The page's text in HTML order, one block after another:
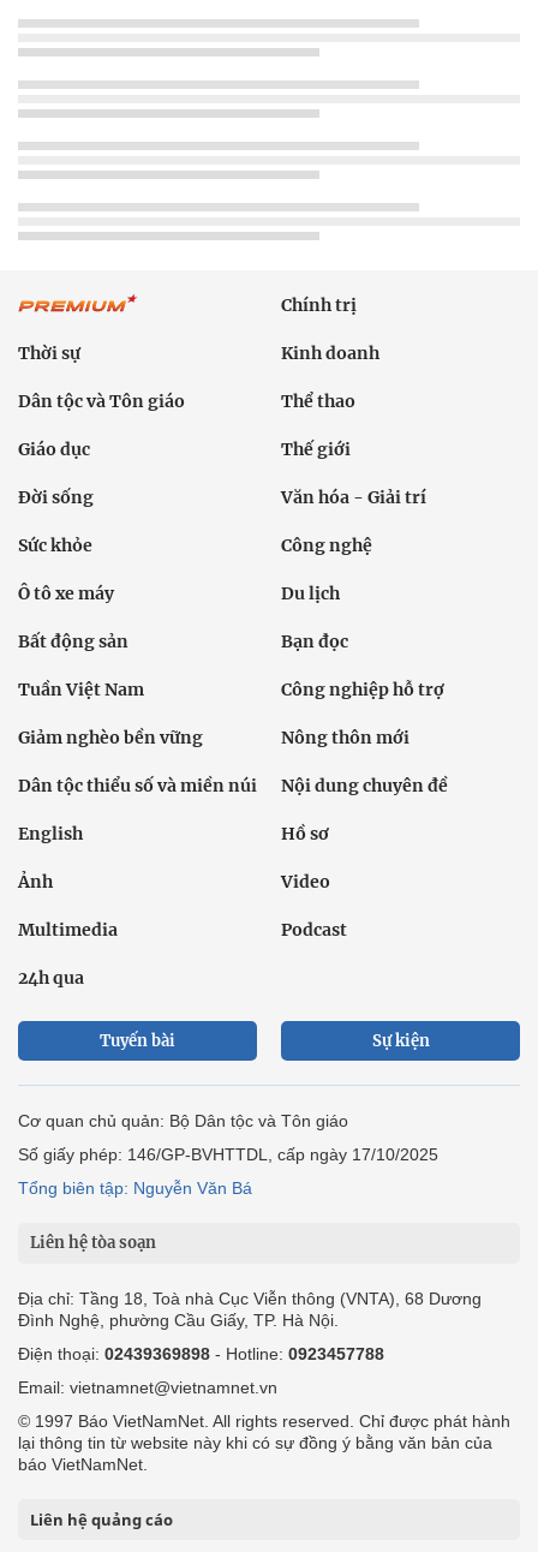
Chính trị
Thời sự Kinh doanh
Dân tộc và Tôn giáo Thể thao
Giáo dục Thế giới
Đời sống Văn hóa - Giải trí
Sức khỏe Công nghệ
Ô tô xe máy Du lịch
Bất động sản Bạn đọc
Tuần Việt Nam Công nghiệp hỗ trợ
Giảm nghèo bền vững Nông thôn mới
Dân tộc thiểu số và miền núi Nội dung chuyên đề
English Hồ sơ
Ảnh Video
Multimedia Podcast
24h qua
Tuyến bài Sự kiện
Cơ quan chủ quản: Bộ Dân tộc và Tôn giáo
Số giấy phép: 146/GP-BVHTTDL, cấp ngày 17/10/2025
Tổng biên tập: Nguyễn Văn Bá
Liên hệ tòa soạn
Địa chỉ: Tầng 18, Toà nhà Cục Viễn thông (VNTA), 68 Dương
Đình Nghệ, phường Cầu Giấy, TP. Hà Nội.
Điện thoại: 02439369898 - Hotline: 0923457788
Email: vietnamnet@vietnamnet.vn
© 1997 Báo VietNamNet. All rights reserved. Chỉ được phát hành
lại thông tin từ website này khi có sự đồng ý bằng văn bản của
báo VietNamNet.
Liên hệ quảng cáo